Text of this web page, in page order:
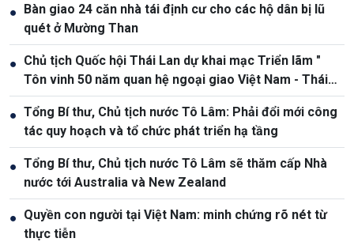
● Bàn giao 24 căn nhà tái định cư cho các hộ dân bị lũ
quét ở Mường Than
● Chủ tịch Quốc hội Thái Lan dự khai mạc Triển lãm "
Tôn vinh 50 năm quan hệ ngoại giao Việt Nam - Thái
Lan"
● Tổng Bí thư, Chủ tịch nước Tô Lâm: Phải đổi mới công
tác quy hoạch và tổ chức phát triển hạ tầng
● Tổng Bí thư, Chủ tịch nước Tô Lâm sẽ thăm cấp Nhà
nước tới Australia và New Zealand
● Quyền con người tại Việt Nam: minh chứng rõ nét từ
thực tiễn